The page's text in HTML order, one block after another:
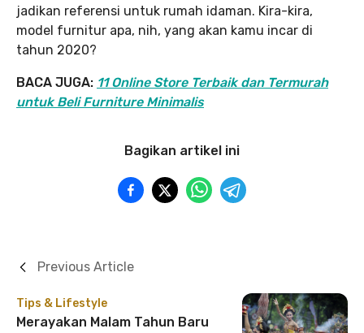
jadikan referensi untuk rumah idaman. Kira-kira,
model furnitur apa, nih, yang akan kamu incar di
tahun 2020?
BACA JUGA: 11 Online Store Terbaik dan Termurah
untuk Beli Furniture Minimalis
Bagikan artikel ini
Tips & Lifestyle
Merayakan Malam Tahun Baru
Previous Article